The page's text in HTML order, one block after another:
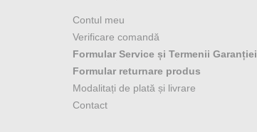
Contul meu
Verificare comandă
Formular Service și Termenii Garanției
Formular returnare produs
Modalitați de plată și livrare
Contact